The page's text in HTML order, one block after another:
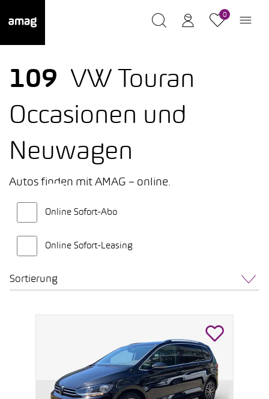
0
109
VW Touran
Occasionen und
Neuwagen
Autos finden mit AMAG – online.
Online Sofort-Abo
Online Sofort-Leasing
Sortierung